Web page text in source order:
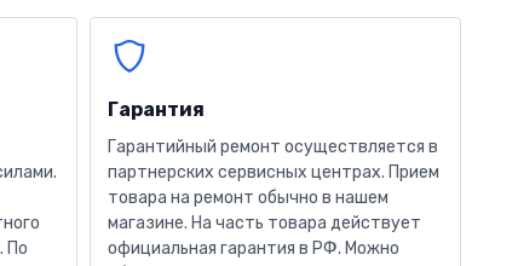
По
Гарантия
Гарантийный ремонт осуществляется в
партнерских сервисных центрах. Прием
товара на ремонт обычно в нашем
магазине. На часть товара действует
официальная гарантия в РФ. Можно